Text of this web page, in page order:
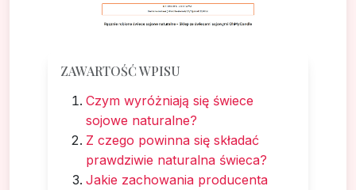
ZAWARTOŚĆ WPISU
Czym wyróżniają się świece
sojowe naturalne?
Z czego powinna się składać
prawdziwie naturalna świeca?
Jakie zachowania producenta